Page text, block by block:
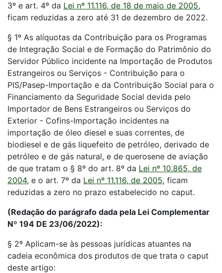
3º e art. 4º da Lei nº 11.116, de 18 de maio de 2005,
ficam reduzidas a zero até 31 de dezembro de 2022.
§ 1º As alíquotas da Contribuição para os Programas
de Integração Social e de Formação do Patrimônio do
Servidor Público incidente na Importação de Produtos
Estrangeiros ou Serviços - Contribuição para o
PIS/Pasep-Importação e da Contribuição Social para o
Financiamento da Seguridade Social devida pelo
Importador de Bens Estrangeiros ou Serviços do
Exterior - Cofins-Importação incidentes na
importação de óleo diesel e suas correntes, de
biodiesel e de gás liquefeito de petróleo, derivado de
petróleo e de gás natural, e de querosene de aviação
de que tratam o § 8º do art. 8º da Lei nº 10.865, de
2004, e o art. 7º da Lei nº 11.116, de 2005, ficam
reduzidas a zero no prazo estabelecido no caput.
(Redação do parágrafo dada pela Lei Complementar
Nº 194 DE 23/06/2022):
§ 2º Aplicam-se às pessoas jurídicas atuantes na
cadeia econômica dos produtos de que trata o caput
deste artigo: